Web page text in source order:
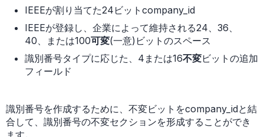
IEEEが割り当てた24ビットcompany_id
IEEEが登録し、企業によって維持される24、36、
40、または100可変(一意)ビットのスペース
識別番号タイプに応じた、4または16不変ビットの追加
フィールド
識別番号を作成するために、不変ビットをcompany_idと結
合して、識別番号の不変セクションを形成することができ
ます。